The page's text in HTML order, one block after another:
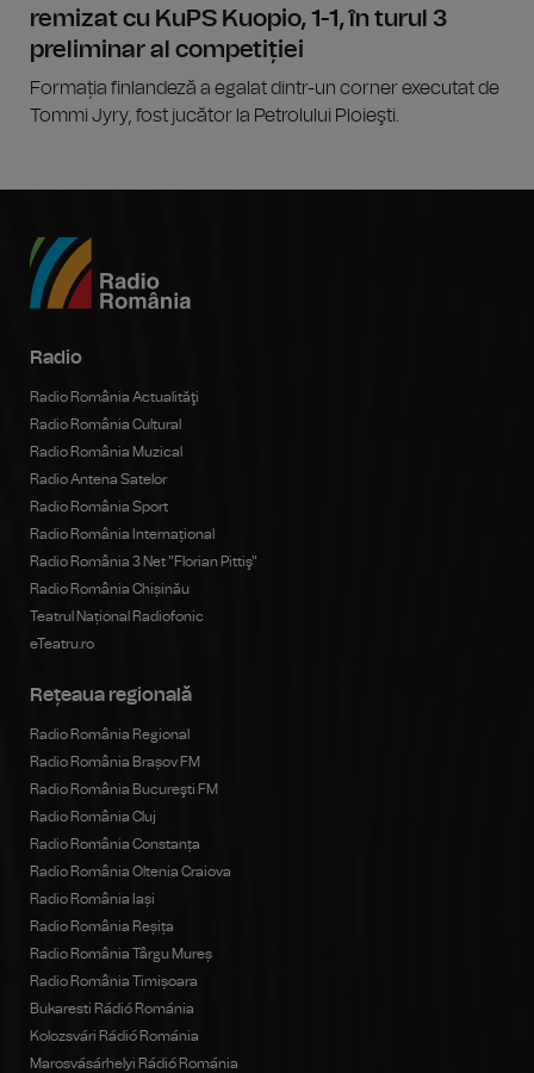
remizat cu KuPS Kuopio, 1-1, în turul 3
preliminar al competiției
Formația finlandeză a egalat dintr-un corner executat de
Tommi Jyry, fost jucător la Petrolului Ploieşti.
Radio
Radio România Actualităţi
Radio România Cultural
Radio România Muzical
Radio Antena Satelor
Radio România Sport
Radio România Internațional
Radio România 3 Net "Florian Pittiş"
Radio România Chișinău
Teatrul Național Radiofonic
eTeatru.ro
Rețeaua regională
Radio România Regional
Radio România Brașov FM
Radio România Bucureşti FM
Radio România Cluj
Radio România Constanța
Radio România Oltenia Craiova
Radio România Iași
Radio România Reșița
Radio România Târgu Mureș
Radio România Timișoara
Bukaresti Rádió Románia
Kolozsvári Rádió Románia
Marosvásárhelyi Rádió Románia